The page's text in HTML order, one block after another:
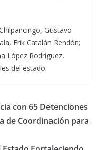
Gustavo
Erik Catalán Rendón;
López Rodríguez,
del estado.
con 65 Detenciones
de Coordinación para